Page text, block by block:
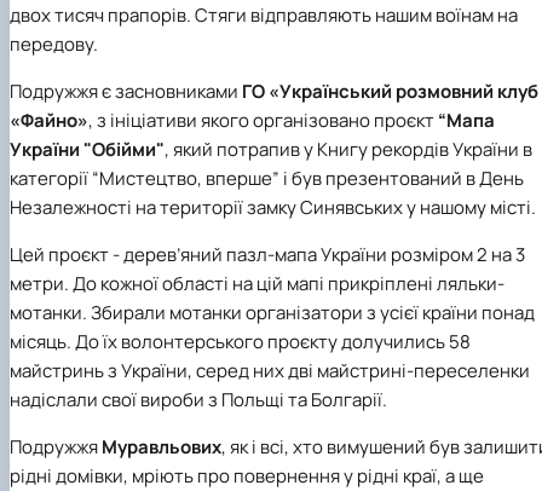
двох тисяч прапорів. Стяги відправляють нашим воїнам на
передову.
Подружжя є засновниками ГО «Український розмовний клуб
«Файно», з ініціативи якого організовано проєкт“Мапа
України "Обійми", який потрапив у Книгу рекордів України в
категорії “Мистецтво, вперше” і був презентований в День
Незалежності на території замку Синявських у нашому місті.
Цей проєкт - дерев’яний пазл-мапа України розміром 2 на 3
метри. До кожної області на цій мапі прикріплені ляльки-
мотанки. Збирали мотанки організатори з усієї країни понад
місяць. До їх волонтерського проєкту долучились 58
майстринь з України, серед них дві майстрині-переселенки
надіслали свої вироби з Польщі та Болгарії.
ПодружжяМуравльових, як і всі, хто вимушений був
рідні домівки, мріють про повернення у рідні краї, а ще